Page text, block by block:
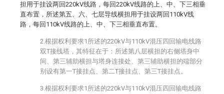
担用于挂设两回220kV线路，每回220kV线路的上、中、下三相垂
直布置，所述第五、六、七层导线横担用于挂设两回110kV线
路，每回110kV线路的上、中、下三相垂直布置。
2.根据权利要求1所述的220kV与110kV混压四回输电线路
双T接线塔，其特征在于：所述第八层横担的右侧塔身中
间、第三辅助横担与塔身连接处、第三辅助横担的端部分
别设有第一T接挂点、第二T接挂点、第三T接挂点。
3.根据权利要求1所述的220kV与110kV混压四回输电线路